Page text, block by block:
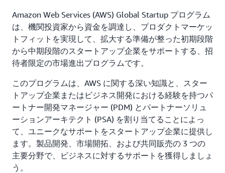
Amazon Web Services (AWS) Global Startup プログラム
は、機関投資家から資金を調達し、プロダクトマーケッ
トフィットを実現して、拡大する準備が整った初期段階
から中期段階のスタートアップ企業をサポートする、招
待者限定の市場進出プログラムです。
このプログラムは、AWS に関する深い知識と、スター
トアップ企業またはビジネス開発における経験を持つパ
ートナー開発マネージャー (PDM) とパートナーソリュ
ーションアーキテクト (PSA) を割り当てることによっ
て、ユニークなサポートをスタートアップ企業に提供し
ます。製品開発、市場開拓、および共同販売の 3 つの
主要分野で、ビジネスに対するサポートを獲得しましょ
う。